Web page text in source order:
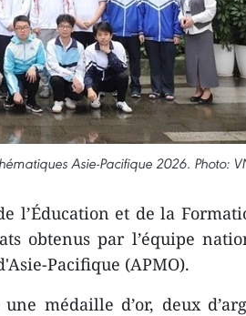
Asie-Pacifique 2026. Photo:
l’Éducation et de la
obtenus par l’équipe
Pacifique (APMO).
médaille d’or, deux